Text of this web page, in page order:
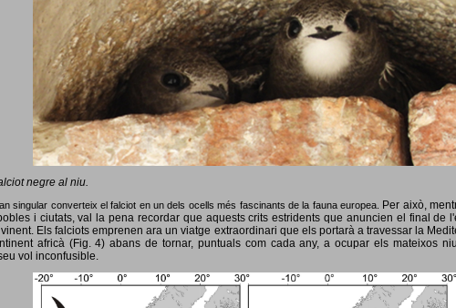
negre al niu.
singular converteix el falciot en un dels ocells més fascinants de la fauna europea. Per això,
i ciutats, val la pena recordar que aquests crits estridents que anuncien el final de
Els falciots emprenen ara un viatge extraordinari que els portarà a travessar la
africà (Fig. 4) abans de tornar, puntuals com cada any, a ocupar els mateixos
vol inconfusible.